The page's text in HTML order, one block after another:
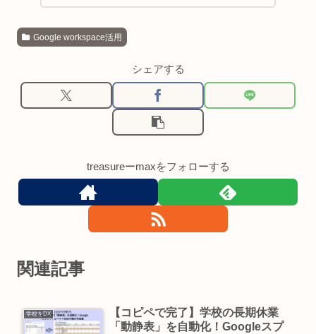
Google workspace活用
シェアする
treasureーmaxをフォローする
関連記事
学校をDX
【コピペで完了】学校の長期休業
「動静表」を自動化！Googleスプ